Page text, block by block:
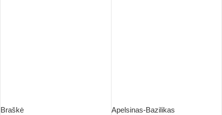
Braškė Apelsinas-Bazilikas